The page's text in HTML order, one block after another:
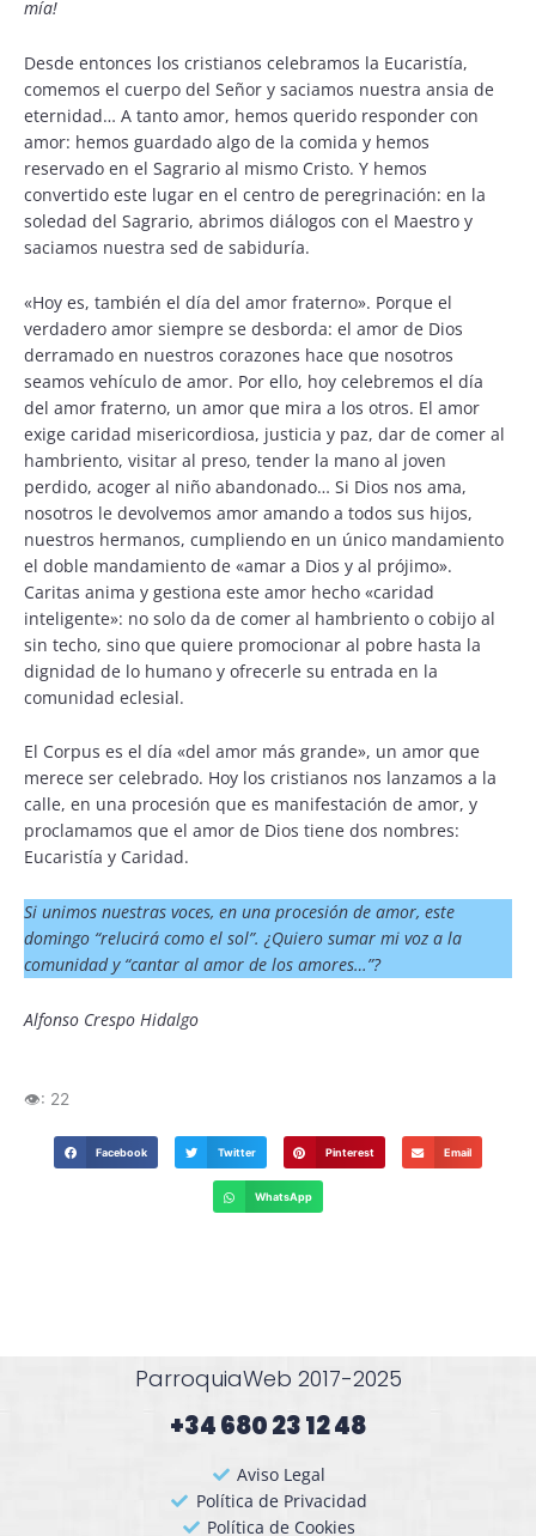
mía!
Desde entonces los cristianos celebramos la Eucaristía,
comemos el cuerpo del Señor y saciamos nuestra ansia de
eternidad… A tanto amor, hemos querido responder con
amor: hemos guardado algo de la comida y hemos
reservado en el Sagrario al mismo Cristo. Y hemos
convertido este lugar en el centro de peregrinación: en la
soledad del Sagrario, abrimos diálogos con el Maestro y
saciamos nuestra sed de sabiduría.
«Hoy es, también el día del amor fraterno». Porque el
verdadero amor siempre se desborda: el amor de Dios
derramado en nuestros corazones hace que nosotros
seamos vehículo de amor. Por ello, hoy celebremos el día
del amor fraterno, un amor que mira a los otros. El amor
exige caridad misericordiosa, justicia y paz, dar de comer al
hambriento, visitar al preso, tender la mano al joven
perdido, acoger al niño abandonado… Si Dios nos ama,
nosotros le devolvemos amor amando a todos sus hijos,
nuestros hermanos, cumpliendo en un único mandamiento
el doble mandamiento de «amar a Dios y al prójimo».
Caritas anima y gestiona este amor hecho «caridad
inteligente»: no solo da de comer al hambriento o cobijo al
sin techo, sino que quiere promocionar al pobre hasta la
dignidad de lo humano y ofrecerle su entrada en la
comunidad eclesial.
El Corpus es el día «del amor más grande», un amor que
merece ser celebrado. Hoy los cristianos nos lanzamos a la
calle, en una procesión que es manifestación de amor, y
proclamamos que el amor de Dios tiene dos nombres:
Eucaristía y Caridad.
Si unimos nuestras voces, en una procesión de amor, este
domingo “relucirá como el sol”. ¿Quiero sumar mi voz a la
comunidad y “cantar al amor de los amores…”?
Alfonso Crespo Hidalgo
👁️: 22
Facebook Twitter Pinterest Email
WhatsApp
ParroquiaWeb 2017-2025
+34 680 23 12 48​
Aviso Legal
Política de Privacidad
Política de Cookies